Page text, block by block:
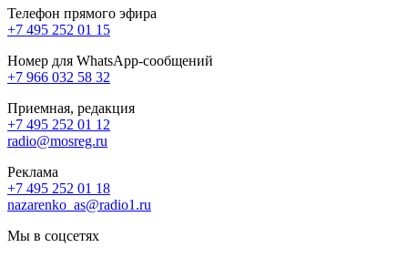
Телефон прямого эфира
+7 495 252 01 15
Номер для WhatsApp-сообщений
+7 966 032 58 32
Приемная, редакция
+7 495 252 01 12
radio@mosreg.ru
Реклама
+7 495 252 01 18
nazarenko_as@radio1.ru
Мы в соцсетях